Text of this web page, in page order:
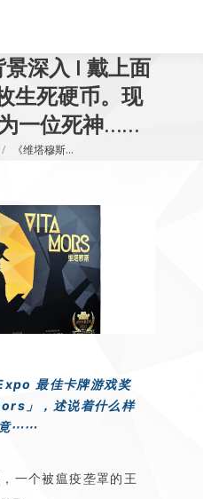
景深入 I 戴上面
生死硬币。现
一位死神……
《维塔穆斯…
最佳卡牌游戏奖
」，述说着什么样
竟⋯⋯
一个被瘟疫垄罩的王